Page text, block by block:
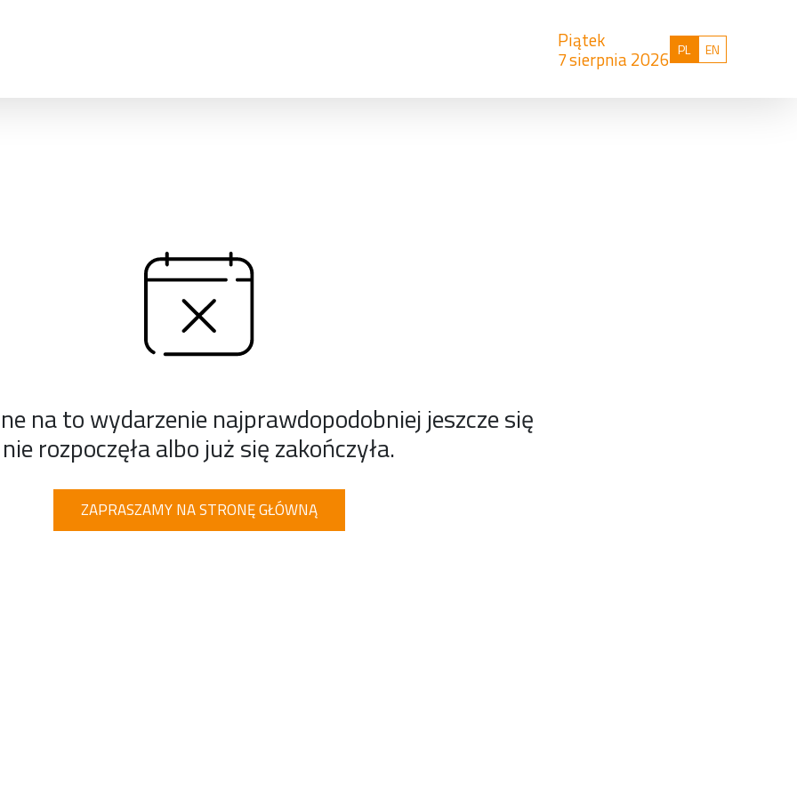
Piątek
7sierpnia 2026 PL Polski
ENEnglish
na to wydarzenie najprawdopodobniej jeszcze się
nie rozpoczęła albo już się zakończyła.
ZAPRASZAMY NA STRONĘ GŁÓWNĄ